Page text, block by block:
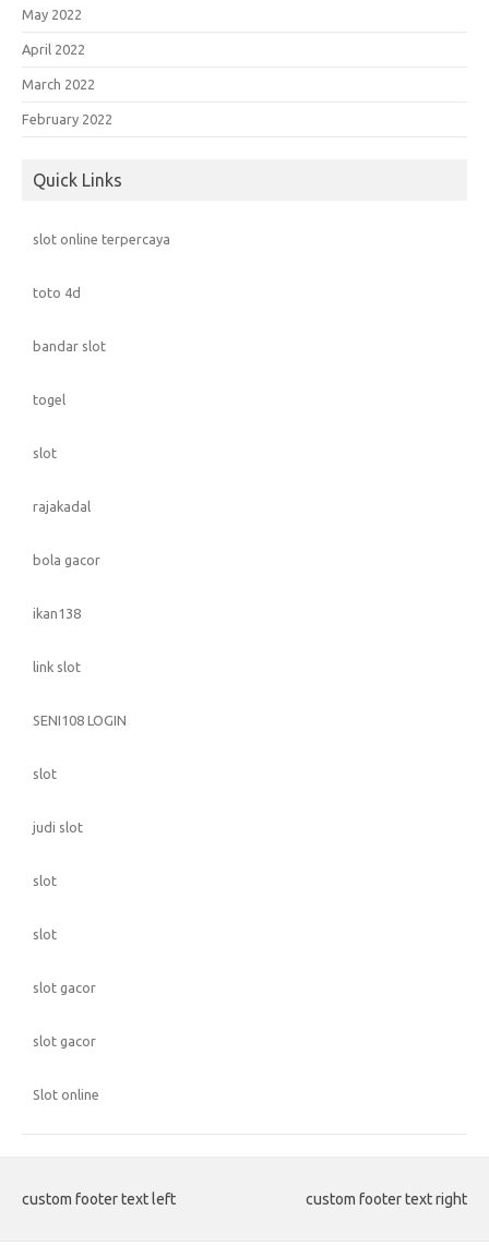
May 2022
April 2022
March 2022
February 2022
Quick Links
slot online terpercaya
toto 4d
bandar slot
togel
slot
rajakadal
bola gacor
ikan138
link slot
SENI108 LOGIN
slot
judi slot
slot
slot
slot gacor
slot gacor
Slot online
custom footer text left custom footer text right